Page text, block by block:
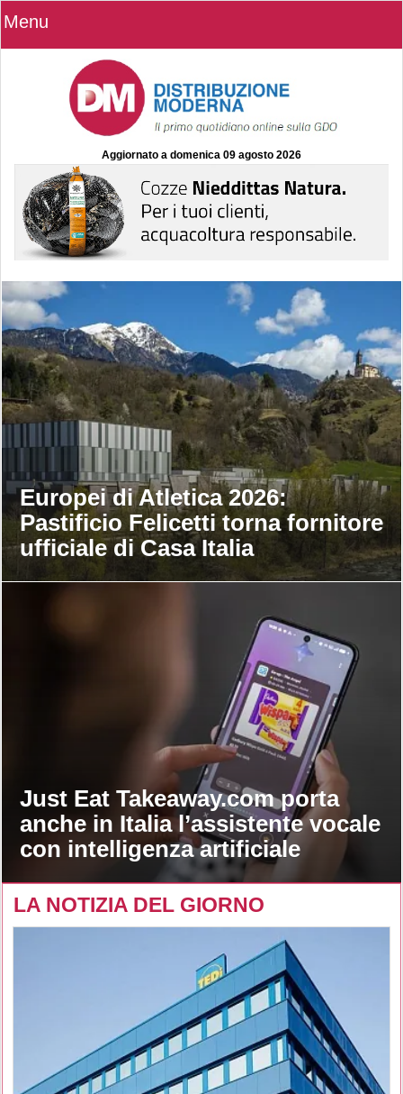
Menu
Aggiornato a domenica 09 agosto 2026
Europei di Atletica 2026:
Pastificio Felicetti torna fornitore
ufficiale di Casa Italia
Just Eat Takeaway.com porta
anche in Italia l’assistente vocale
con intelligenza artificiale
LA NOTIZIA DEL GIORNO